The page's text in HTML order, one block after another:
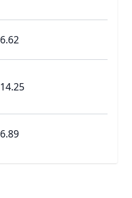
6.62
14.25
6.89